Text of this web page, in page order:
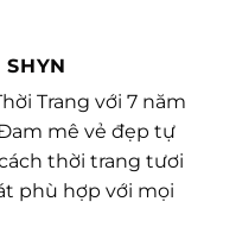
Trang với 7 năm
mê vẻ đẹp tự
thời trang tươi
phù hợp với mọi